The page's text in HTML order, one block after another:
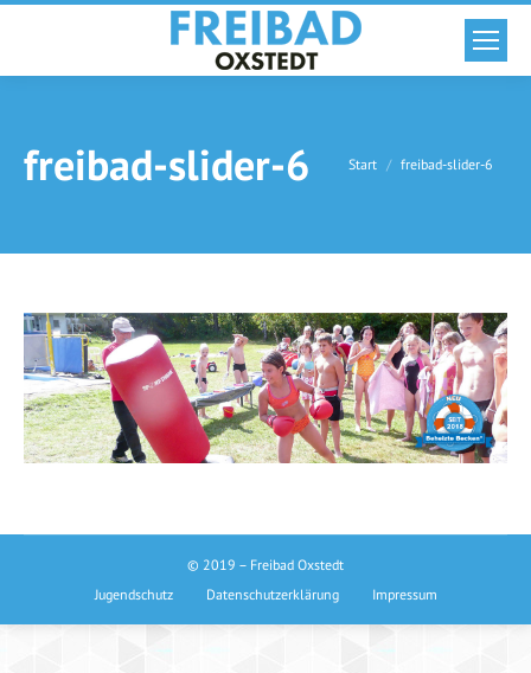
freibad-slider-6 Sie befinden sich hier:
Start freibad-slider-6
© 2019 – Freibad Oxstedt
Jugendschutz
Datenschutzerklärung Impressum